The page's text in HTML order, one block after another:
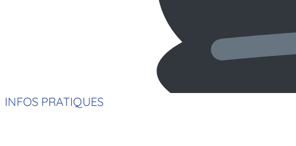
INFOS PRATIQUES